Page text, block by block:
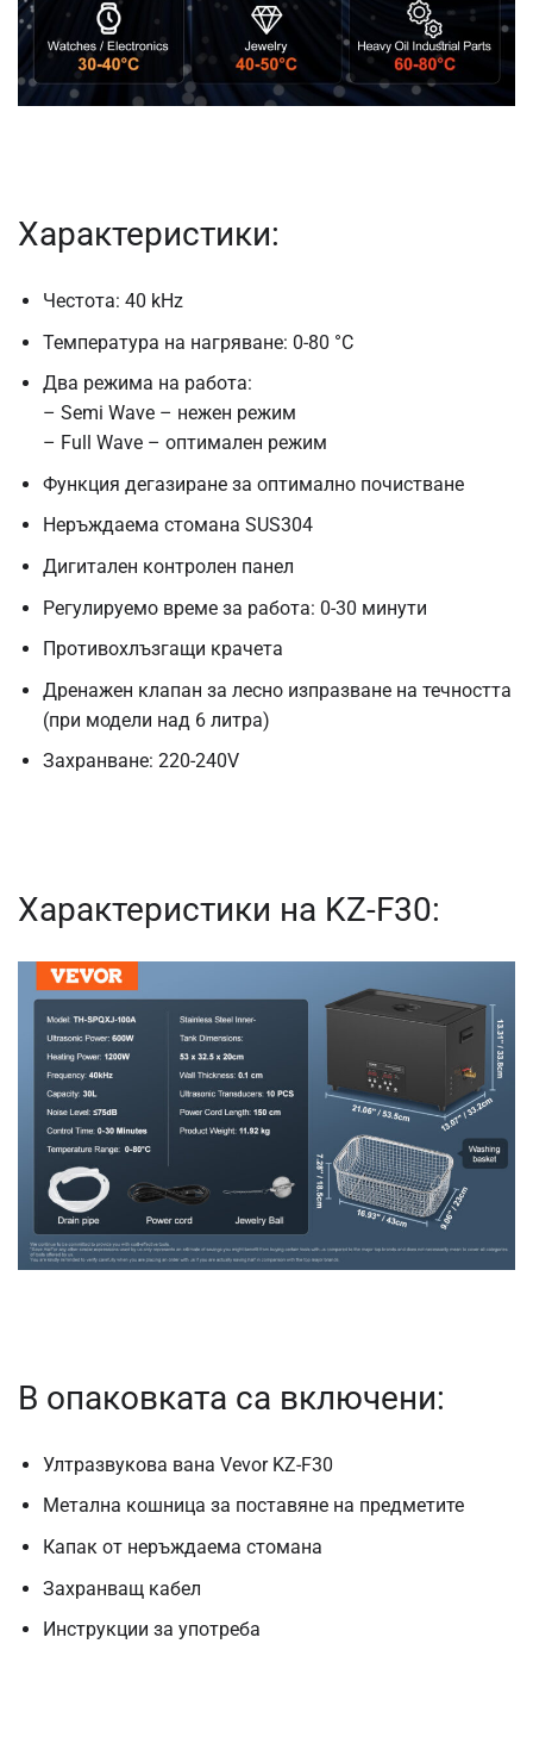
Характеристики:
Честота: 40 kHz
Температура на нагряване: 0-80 °C
Два режима на работа:
– Semi Wave – нежен режим
– Full Wave – оптимален режим
Функция дегазиране за оптимално почистване
Неръждаема стомана SUS304
Дигитален контролен панел
Регулируемо време за работа: 0-30 минути
Противохлъзгащи крачета
Дренажен клапан за лесно изпразване на течността
(при модели над 6 литра)
Захранване: 220-240V
Характеристики на KZ-F30:
В опаковката са включени:
Ултразвукова вана Vevor KZ-F30
Метална кошница за поставяне на предметите
Капак от неръждаема стомана
Захранващ кабел
Инструкции за употреба